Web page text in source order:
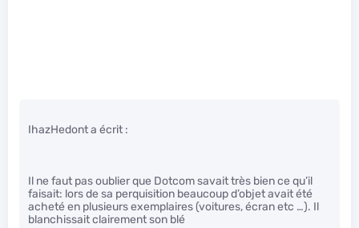
IhazHedont a écrit :
Il ne faut pas oublier que Dotcom savait très bien ce qu’il
faisait: lors de sa perquisition beaucoup d’objet avait été
acheté en plusieurs exemplaires (voitures, écran etc …). Il
blanchissait clairement son blé